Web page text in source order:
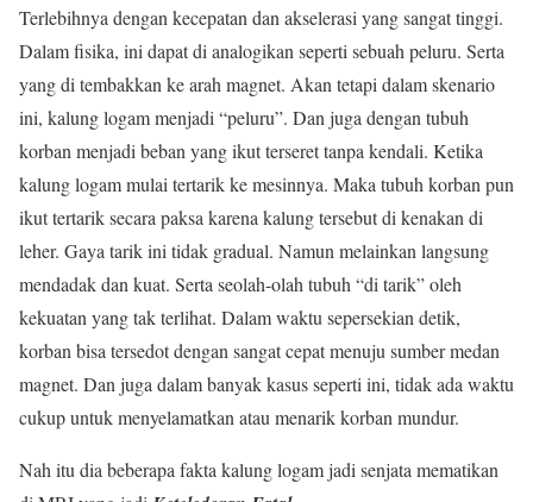
Terlebihnya dengan kecepatan dan akselerasi yang sangat tinggi.
Dalam fisika, ini dapat di analogikan seperti sebuah peluru. Serta
yang di tembakkan ke arah magnet. Akan tetapi dalam skenario
ini, kalung logam menjadi “peluru”. Dan juga dengan tubuh
korban menjadi beban yang ikut terseret tanpa kendali. Ketika
kalung logam mulai tertarik ke mesinnya. Maka tubuh korban pun
ikut tertarik secara paksa karena kalung tersebut di kenakan di
leher. Gaya tarik ini tidak gradual. Namun melainkan langsung
mendadak dan kuat. Serta seolah-olah tubuh “di tarik” oleh
kekuatan yang tak terlihat. Dalam waktu sepersekian detik,
korban bisa tersedot dengan sangat cepat menuju sumber medan
magnet. Dan juga dalam banyak kasus seperti ini, tidak ada waktu
cukup untuk menyelamatkan atau menarik korban mundur.
Nah itu dia beberapa fakta kalung logam jadi senjata mematikan